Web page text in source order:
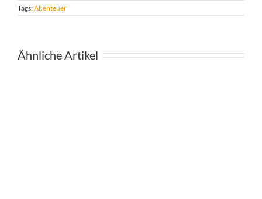
Tags:Abenteuer
Ähnliche Artikel